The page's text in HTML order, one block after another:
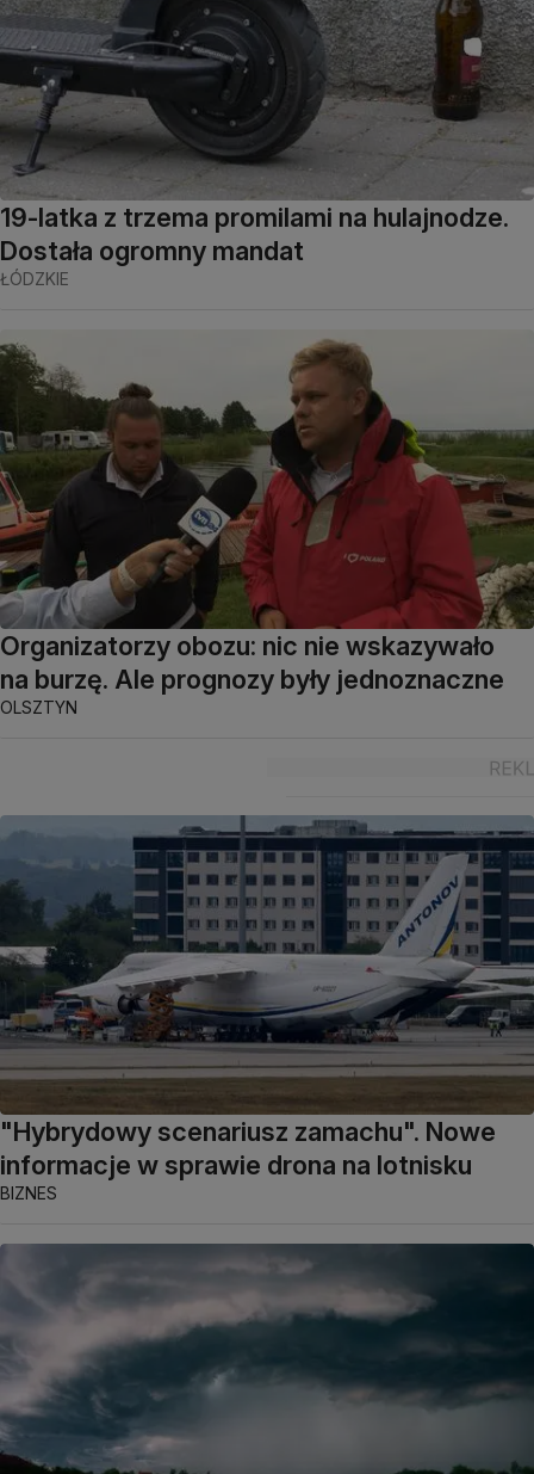
19-latka z trzema promilami na hulajnodze.
Dostała ogromny mandat
ŁÓDZKIE
Organizatorzy obozu: nic nie wskazywało
na burzę. Ale prognozy były jednoznaczne
OLSZTYN
"Hybrydowy scenariusz zamachu". Nowe
informacje w sprawie drona na lotnisku
BIZNES